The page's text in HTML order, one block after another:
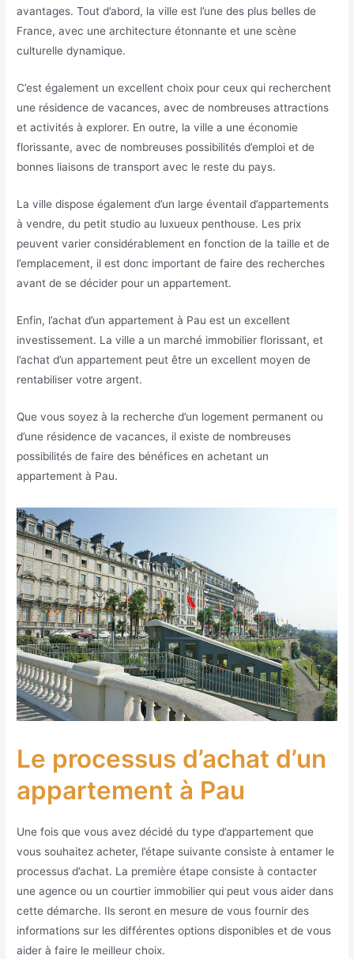
avantages. Tout d’abord, la ville est l’une des plus belles de
France, avec une architecture étonnante et une scène
culturelle dynamique.
C’est également un excellent choix pour ceux qui recherchent
une résidence de vacances, avec de nombreuses attractions
et activités à explorer. En outre, la ville a une économie
florissante, avec de nombreuses possibilités d’emploi et de
bonnes liaisons de transport avec le reste du pays.
La ville dispose également d’un large éventail d’appartements
à vendre, du petit studio au luxueux penthouse. Les prix
peuvent varier considérablement en fonction de la taille et de
l’emplacement, il est donc important de faire des recherches
avant de se décider pour un appartement.
Enfin, l’achat d’un appartement à Pau est un excellent
investissement. La ville a un marché immobilier florissant, et
l’achat d’un appartement peut être un excellent moyen de
rentabiliser votre argent.
Que vous soyez à la recherche d’un logement permanent ou
d’une résidence de vacances, il existe de nombreuses
possibilités de faire des bénéfices en achetant un
appartement à Pau.
Le processus d’achat d’un
appartement à Pau
Une fois que vous avez décidé du type d’appartement que
vous souhaitez acheter, l’étape suivante consiste à entamer le
processus d’achat. La première étape consiste à contacter
une agence ou un courtier immobilier qui peut vous aider dans
cette démarche. Ils seront en mesure de vous fournir des
informations sur les différentes options disponibles et de vous
aider à faire le meilleur choix.